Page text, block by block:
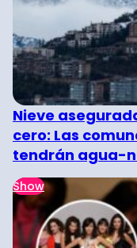
Nieve
cero: Las
tendrán agua-
Show